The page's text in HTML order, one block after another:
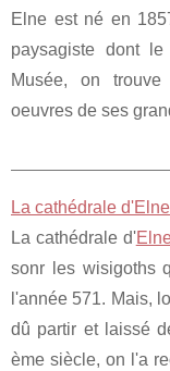
Elne est né en
paysagiste dont
Musée, on
oeuvres de ses
La cathédrale d'Elne
La cathédrale d'
sonr les wisigoths
l'année 571. Mais,
dû partir et laissé
ème siècle, on l'a